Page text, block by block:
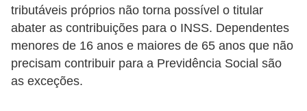
tributáveis próprios não torna possível o titular
abater as contribuições para o INSS. Dependentes
menores de 16 anos e maiores de 65 anos que não
precisam contribuir para a Previdência Social são
as exceções.
r
é
d
i